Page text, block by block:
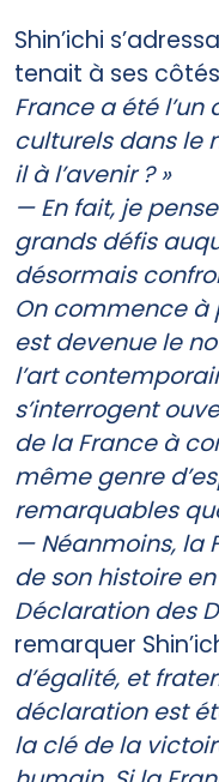
Shin’ichi
tenait à ses
France a été
culturels dans le
il à l’avenir ? »
— En fait, je
grands défis
désormais
On commence à
est devenue le
l’art
s’interrogent
de la France à
même genre
remarquables
— Néanmoins, la
de son histoire
Déclaration des
remarquer
d’égalité, et
déclaration est
la clé de la